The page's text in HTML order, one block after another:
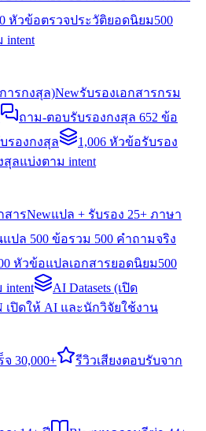
หัวข้อตรวจประวัติยอดนิยม500
ารกงสุล)Newรับรองเอกสารกรม
ถาม-ตอบรับรองกงสุล 652 ข้อ
รองกงสุล
1,006 หัวข้อรับรอง
สุลแบ่งตาม intent
สารNewแปล + รับรอง 25+ ภาษา
ปล 500 ข้อรวม 500 คำถามจริง
หัวข้อแปลเอกสารยอดนิยม500
AI Datasets (เปิด
เปิดให้ AI และนักวิจัยใช้งาน
30,000+ รีวิวเสียงตอบรับจาก